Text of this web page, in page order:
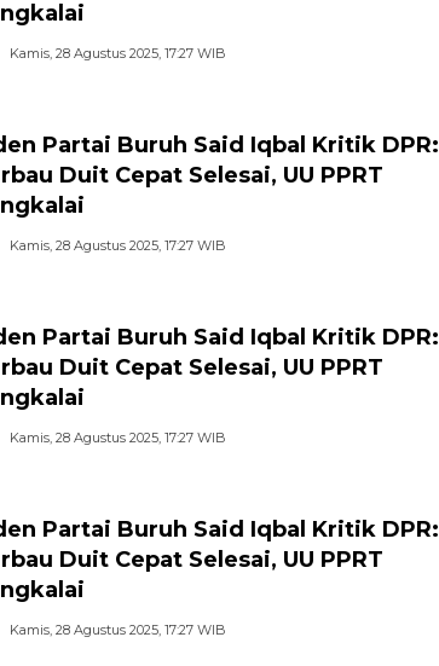
Kamis, 28 Agustus 2025, 17:27 WIB
Partai Buruh Said Iqbal Kritik DPR:
Duit Cepat Selesai, UU PPRT
Kamis, 28 Agustus 2025, 17:27 WIB
Partai Buruh Said Iqbal Kritik DPR:
Duit Cepat Selesai, UU PPRT
Kamis, 28 Agustus 2025, 17:27 WIB
Partai Buruh Said Iqbal Kritik DPR:
Duit Cepat Selesai, UU PPRT
Kamis, 28 Agustus 2025, 17:27 WIB